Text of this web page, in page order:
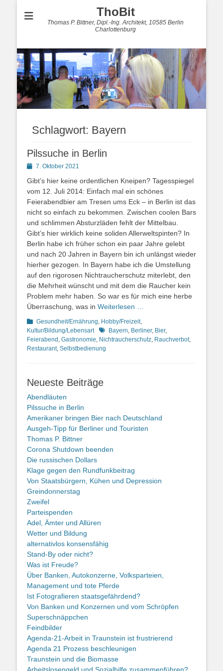
ThoBit
Thomas P. Bittner, Dipl.-Ing. Architekt, 10585 Berlin
Charlottenburg
Schlagwort: Bayern
Pilssuche in Berlin
Posted7. Oktober 2021
Gibt’s hier keine ordentlichen Kneipen? Tagesspiegel
vom 12. Juli 2014: Einfach mal ein schönes
Feierabendbier am Tresen ums Eck – in Berlin ist das
nicht so einfach zu bekommen. Zwischen coolen Bars
und schlimmen Absturzläden fehlt der Mittelbau.
Gibt’s hier wirklich keine soliden Allerweltspinten? In
Berlin habe ich früher schon ein paar Jahre gelebt
und nach 20 Jahren in Bayern bin ich unlängst wieder
hierher gezogen. In Bayern habe ich die Umstellung
auf den rigorosen Nichtraucherschutz miterlebt, den
die Mehrheit wünscht und mit dem die Raucher kein
Problem mehr haben. So war es für mich eine herbe
Überraschung, was in Weiterlesen …
Kategorien
Gesundheit/Ernährung Hobby/Freizeit,
Kultur/Bildung/Lebensart
Schlagworte
Bayern Berliner, Bier,
Feierabend Gastronomie Nichtraucherschutz Rauchverbot,
Restaurant, Selbstbedienung
Neueste Beiträge
Abendläuten
Pilssuche in Berlin
Amerikaner bringen Bier nach Deutschland
Ausgeh-Tipp für Berliner und Touristen
Thomas P. Bittner
Corona Shutdown beenden
Die russischen Dollars
Klage gegen den Rundfunkbeitrag
Von Staatsbürgern, Kühen und Depression
Greindonnerstag
Zweifel
Parteispenden
Adel, Ämter und Allüren
Wetter und Bildung
alternativlos konsensfähig
Stand-By oder nicht?
Was ist Freude?
Über Banken, Autokonzerne, Volksparteien,
Management und tote Pferde
Ist Fotografieren staatsgefährdend?
Von Banken und Konzernen und vom Schröpfen
Superschnäppchen
Feindbilder
Agenda-21-Arbeit in Traunstein ist frustrierend
Agenda 21 Prozess beschleunigen
Traunstein und die Biomasse
Arbeitslosengeld und Sozialhilfe zusammenführen?